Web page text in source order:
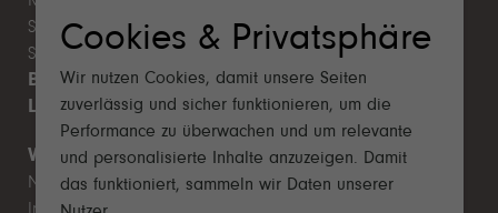
Sa 10.00–14.00 Uhr
So & Feiertage Ruhetag
BETRIEBSFERIEN SOMMER:1. August - 9. August 2026
LEITBILD NACHHALTIGKEIT 2025
WICHTIGES
Newsletter
Cookies & Privatsphäre
Wir nutzen Cookies, damit unsere Seiten
zuverlässig und sicher funktionieren, um die
Performance zu überwachen und um relevante
und personalisierte Inhalte anzuzeigen. Damit
das funktioniert, sammeln wir Daten unserer